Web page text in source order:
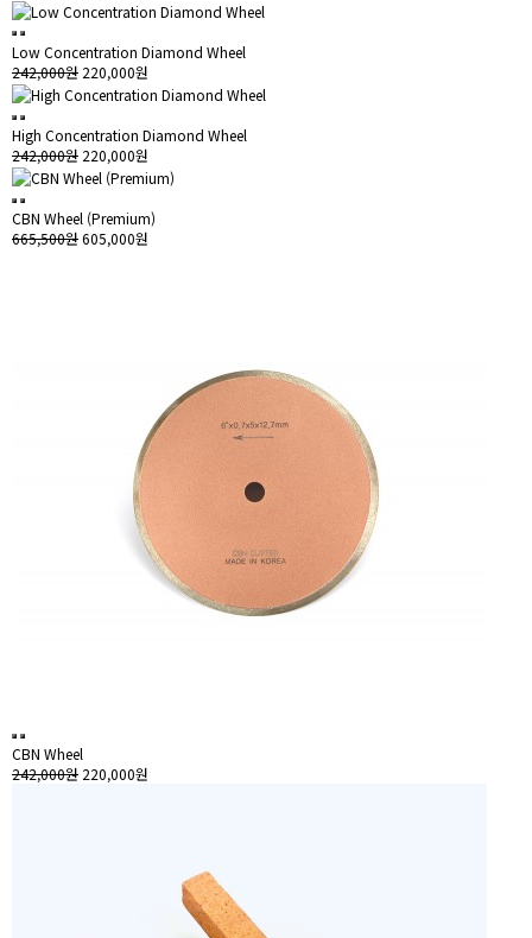
Low Concentration Diamond Wheel
242,000원 220,000원
High Concentration Diamond Wheel
242,000원 220,000원
CBN Wheel (Premium)
665,500원605,000원
CBN Wheel
242,000원 220,000원